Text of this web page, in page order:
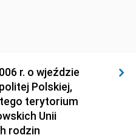
r. o wjeździe
Polskiej,
terytorium
Unii
rodzin